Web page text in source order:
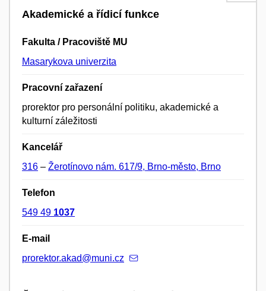
Akademické a řídicí funkce
Fakulta / Pracoviště MU
Masarykova univerzita
Pracovní zařazení
prorektor pro personální politiku, akademické a
kulturní záležitosti
Kancelář
316 – Žerotínovo nám. 617/9, Brno-město, Brno
Telefon
549 49 1037
E-mail
prorektor.akad@muni.cz